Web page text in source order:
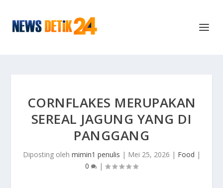
CORNFLAKES MERUPAKAN
SEREAL JAGUNG YANG DI
PANGGANG
Diposting oleh mimin1 penulis | Mei 25, 2026 | Food |
0
|